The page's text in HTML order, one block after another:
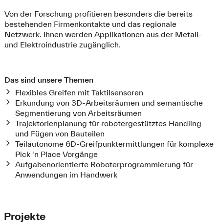
Von der Forschung profitieren besonders die bereits
bestehenden Firmenkontakte und das regionale
Netzwerk. Ihnen werden Applikationen aus der Metall-
und Elektroindustrie zugänglich.
Das sind unsere Themen
Flexibles Greifen mit Taktilsensoren
Erkundung von 3D-Arbeitsräumen und semantische
Segmentierung von Arbeitsräumen
Trajektorienplanung für robotergestütztes Handling
und Fügen von Bauteilen
Teilautonome 6D-Greifpunktermittlungen für komplexe
Pick ‘n Place Vorgänge
Aufgabenorientierte Roboterprogrammierung für
Anwendungen im Handwerk
Projekte